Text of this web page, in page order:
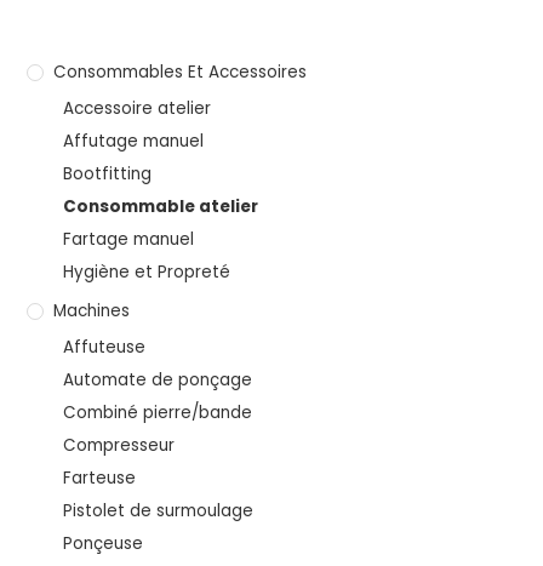
Consommables Et Accessoires
Accessoire atelier
Affutage manuel
Bootfitting
Consommable atelier
Fartage manuel
Hygiène et Propreté
Machines
Affuteuse
Automate de ponçage
Combiné pierre/bande
Compresseur
Farteuse
Pistolet de surmoulage
Ponçeuse